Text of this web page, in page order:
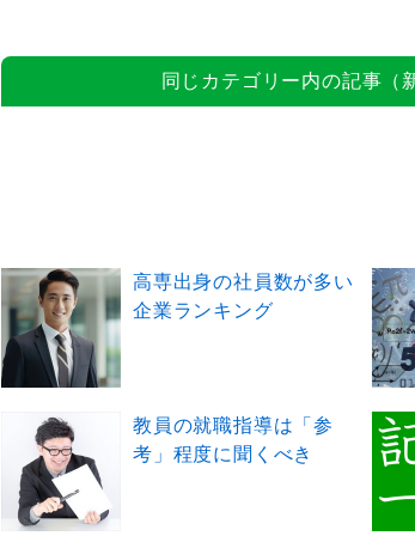
同じカテゴリー内の記事（
高専出身の社員数が多い
企業ランキング
教員の就職指導は「参
考」程度に聞くべき